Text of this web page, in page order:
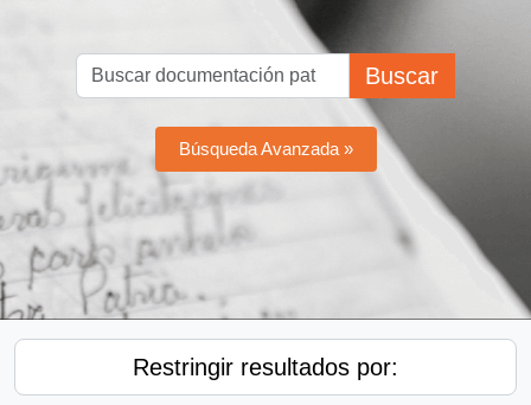
Buscar
Búsqueda Avanzada »
Restringir resultados por: